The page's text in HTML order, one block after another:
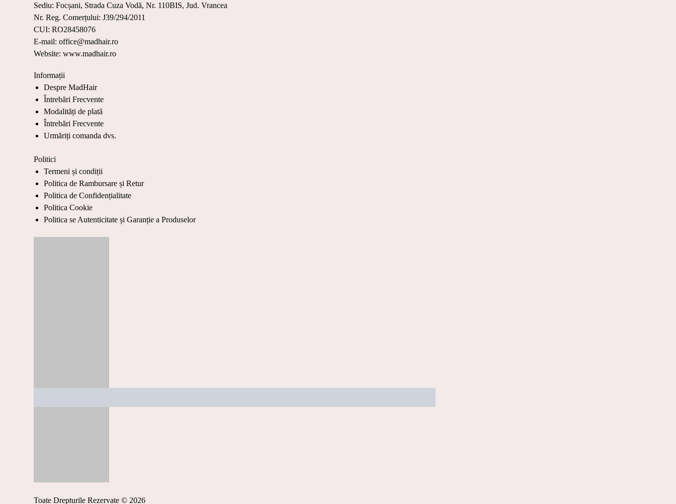
Sediu: Focșani, Strada Cuza Vodă, Nr. 110BIS, Jud. Vrancea
Nr. Reg. Comerțului: J39/294/2011
CUI: RO28458076
E-mail: office@madhair.ro
Website: www.madhair.ro
Informații
Despre MadHair
Întrebări Frecvente
Modalități de plată
Întrebări Frecvente
Urmăriți comanda dvs.
Politici
Termeni și condiții
Politica de Rambursare și Retur
Politica de Confidențialitate
Politica Cookie
Politica se Autenticitate și Garanție a Produselor
Toate Drepturile Rezervate © 2026